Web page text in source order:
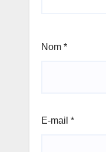
Nom *
E-mail *